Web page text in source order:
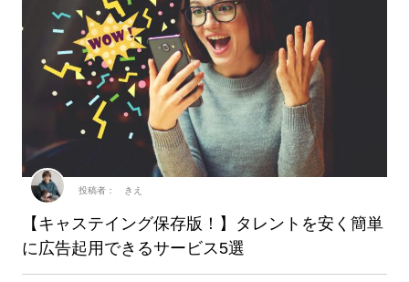
【キャステイング保存版！】タレントを安く簡単
に広告起用できるサービス5選
投稿者： きえ